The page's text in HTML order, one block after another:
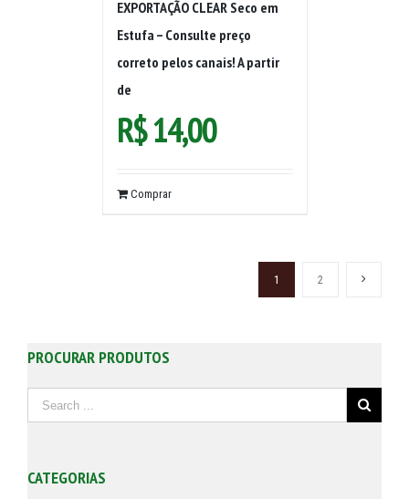
EXPORTAÇÃO CLEAR Seco em
Estufa – Consulte preço
correto pelos canais! A partir
de
R$14,00
Comprar
1 2
PROCURAR PRODUTOS
CATEGORIAS